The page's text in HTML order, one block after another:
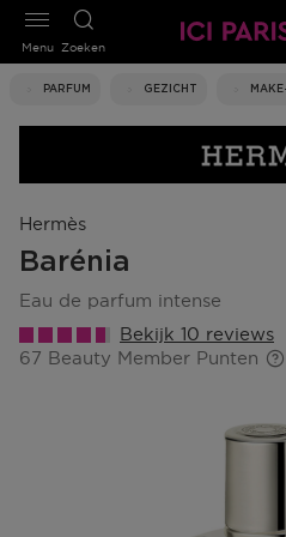
Zoeken
PARFUM GEZICHT
Menu
Hermès
Barénia
eau de parfum intense
Bekijk 10 reviews
67 Beauty Member Punten